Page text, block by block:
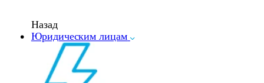
Назад
Юридическим лицам